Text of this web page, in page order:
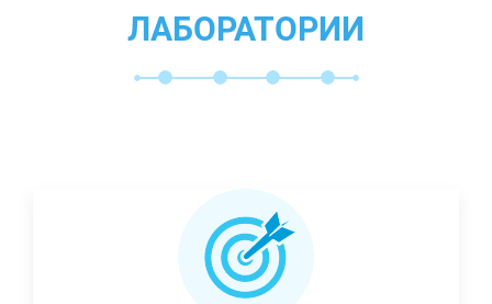
ЛАБОРАТОРИИ